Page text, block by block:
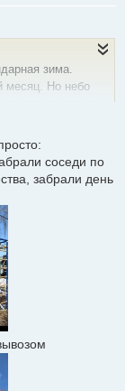
зима.
месяц. Но небо
от ненужного
идеале продать
Это
под
соседи по
забрали день